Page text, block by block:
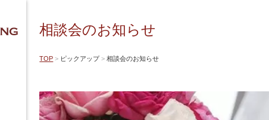
相談会のお知らせ
TOP ピックアップ 相談会のお知らせ